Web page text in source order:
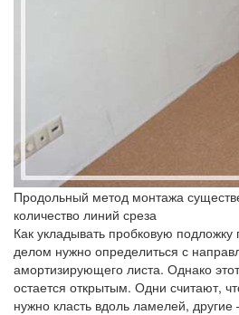
Продольный метод монтажа
количество линий среза
Как укладывать пробковую
делом нужно определиться с
амортизирующего листа. Однако
остается открытым. Одни считают,
нужно класть вдоль ламелей, другие